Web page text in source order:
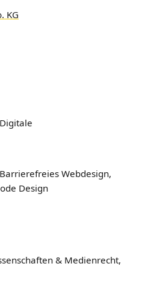
KG
Webdesign,
Design
& Medienrecht,